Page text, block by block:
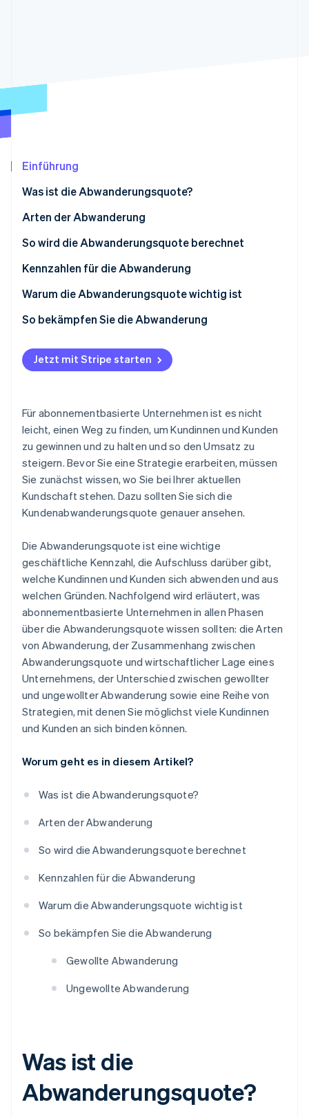
Einführung
Was ist die Abwanderungsquote?
Arten der Abwanderung
So wird die Abwanderungsquote berechnet
Kennzahlen für die Abwanderung
Warum die Abwanderungsquote wichtig ist
So bekämpfen Sie die Abwanderung
Gewollte Abwanderung
Ungewollte Abwanderung
Jetzt mit Stripe starten
Für abonnementbasierte Unternehmen ist es nicht
leicht, einen Weg zu finden, um Kundinnen und Kunden
zu gewinnen und zu halten und so den Umsatz zu
steigern. Bevor Sie eine Strategie erarbeiten, müssen
Sie zunächst wissen, wo Sie bei Ihrer aktuellen
Kundschaft stehen. Dazu sollten Sie sich die
Kundenabwanderungsquote genauer ansehen.
Die Abwanderungsquote ist eine wichtige
geschäftliche Kennzahl, die Aufschluss darüber gibt,
welche Kundinnen und Kunden sich abwenden und aus
welchen Gründen. Nachfolgend wird erläutert, was
abonnementbasierte Unternehmen in allen Phasen
über die Abwanderungsquote wissen sollten: die Arten
von Abwanderung, der Zusammenhang zwischen
Abwanderungsquote und wirtschaftlicher Lage eines
Unternehmens, der Unterschied zwischen gewollter
und ungewollter Abwanderung sowie eine Reihe von
Strategien, mit denen Sie möglichst viele Kundinnen
und Kunden an sich binden können.
Worum geht es in diesem Artikel?
Was ist die Abwanderungsquote?
Arten der Abwanderung
So wird die Abwanderungsquote berechnet
Kennzahlen für die Abwanderung
Warum die Abwanderungsquote wichtig ist
So bekämpfen Sie die Abwanderung
Gewollte Abwanderung
Ungewollte Abwanderung
Was ist die
Abwanderungsquote?